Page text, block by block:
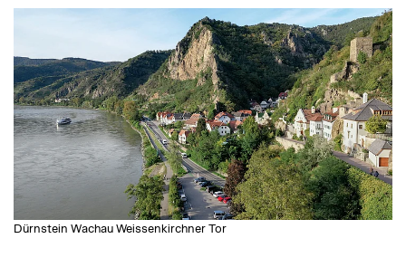
Dürnstein Wachau Weissenkirchner Tor